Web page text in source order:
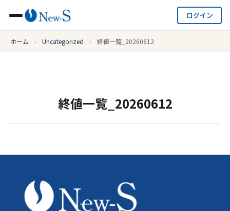
ログイン
ホーム › Uncategorized › 終値一覧_20260612
終値一覧_20260612